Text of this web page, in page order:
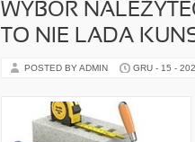
WYBÓR
TO NIE LADA
POSTED BY ADMIN GRU - 15 -